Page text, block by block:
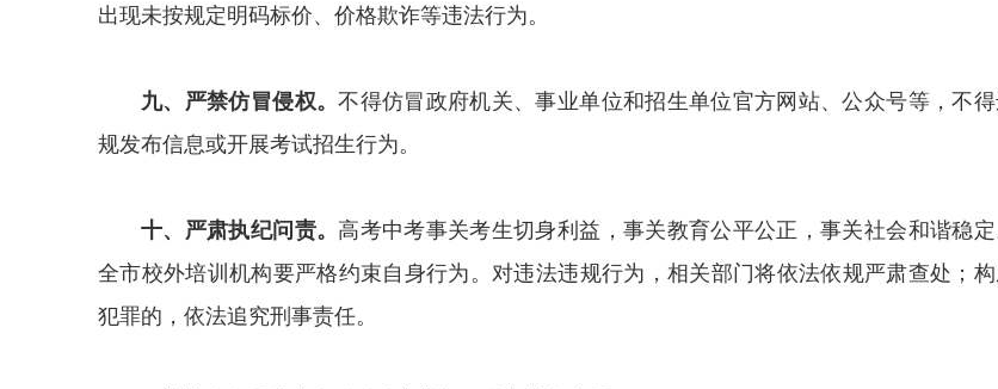
出现未按规定明码标价、价格欺诈等违法行为。
九、严禁仿冒侵权。不得仿冒政府机关、事业单位和招生单位官方网站、公众号等，不
规发布信息或开展考试招生行为。
十、严肃执纪问责。 高考中考事关考生切身利益，事关教育公平公正，事关社会和谐稳定
全市校外培训机构要严格约束自身行为。对违法违规行为，相关部门将依法依规严肃查处；
犯罪的，依法追究刑事责任。